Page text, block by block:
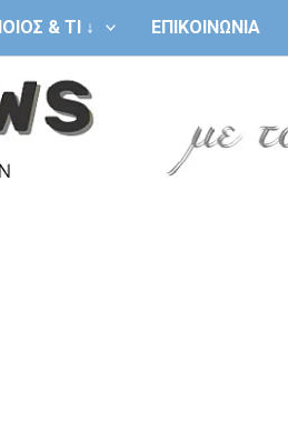
& ΤΙ ↓ ΕΠΙΚΟΙΝΩΝΙΑ